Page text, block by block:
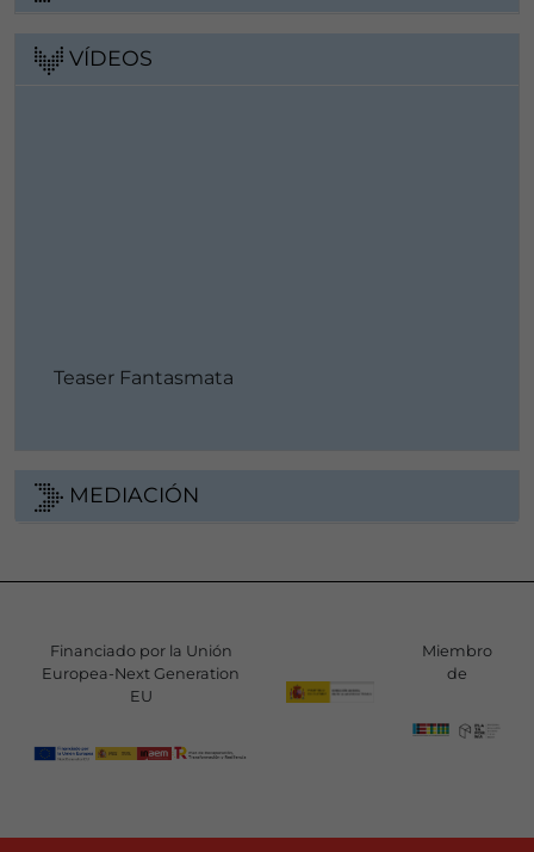
VÍDEOS
Teaser Fantasmata
MEDIACIÓN
Financiado por la Unión
Europea-Next Generation
EU
Miembro
de